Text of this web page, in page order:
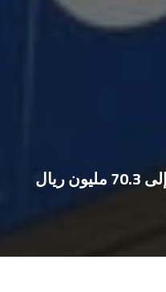
ارتفاع أرباح “بدجت” 12.5% إلى 70.3 مليون ريال